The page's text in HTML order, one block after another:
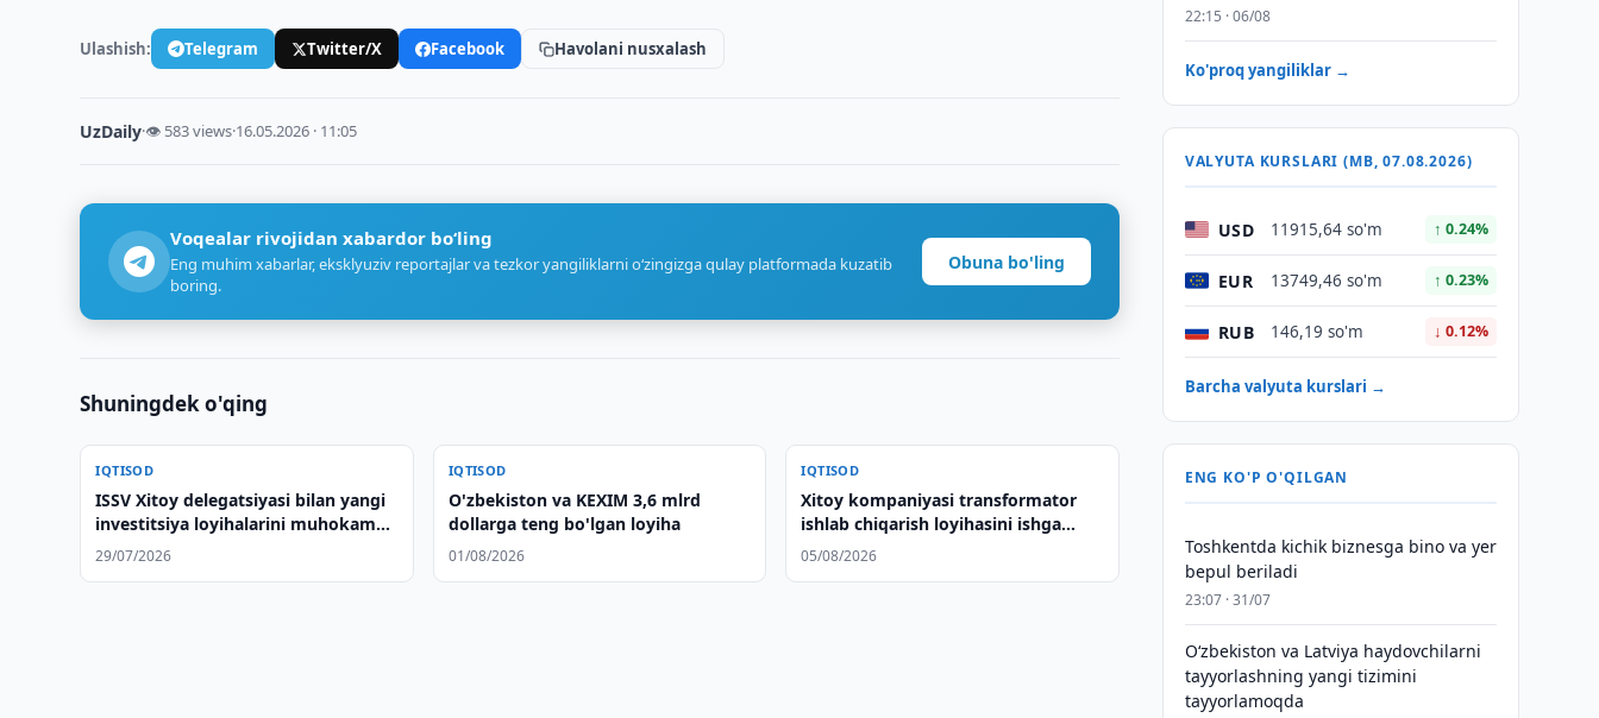
Ulashish: Telegram Twitter/X Facebook Havolani nusxalash
UzDaily·👁 583 views·16.05.2026 · 11:05
Voqealar rivojidan xabardor bo‘ling
Eng muhim xabarlar, eksklyuziv reportajlar va tezkor yangiliklarni o‘zingizga qulay platformada kuzatib
boring.
Obuna bo'ling
Shuningdek o'qing
IQTISOD
ISSV Xitoy delegatsiyasi bilan yangi
investitsiya loyihalarini muhokama
qildi
29/07/2026
IQTISOD
O'zbekiston va KEXIM 3,6 mlrd
dollarga teng bo'lgan loyiha
01/08/2026
IQTISOD
Xitoy kompaniyasi transformator
ishlab chiqarish loyihasini ishga
tushiradi
05/08/2026
22:15 · 06/08
Ko'proq yangiliklar →
VALYUTA KURSLARI (MB, 07.08.2026)
USD 11915,64 so'm ↑ 0.24%
EUR 13749,46 so'm ↑ 0.23%
RUB 146,19 so'm ↓ 0.12%
Barcha valyuta kurslari →
ENG KO'P O'QILGAN
Toshkentda kichik biznesga bino va yer
bepul beriladi
23:07 · 31/07
Oʻzbekiston va Latviya haydovchilarni
tayyorlashning yangi tizimini
tayyorlamoqda